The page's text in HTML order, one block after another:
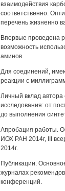
взаимодействия
соответственно.
перечень жизненно
Впервые проведена
возможность
аминов.
Для соединений,
реакции с
Личный вклад автора
исследования: от
до выполнения
Апробация работы.
ИОХ РАН 2014г, III
2014г.
Публикации.
журналах
конференций.